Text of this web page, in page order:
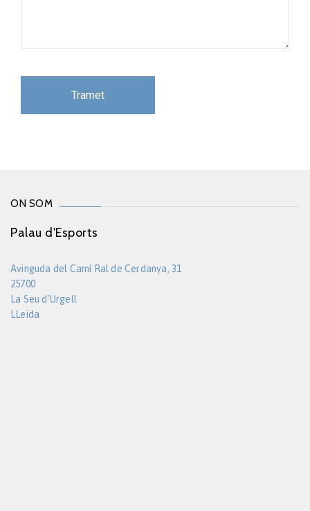
ON SOM
Palau d'Esports
Avinguda del Camí Ral de Cerdanya, 31
25700
La Seu d'Urgell
LLeida